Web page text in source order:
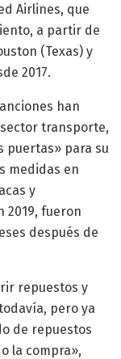
Airlines, que
a partir de
(Texas) y
2017.
han
transporte,
puertas» para su
medidas en
y
2019, fueron
después de
repuestos y
pero ya
de repuestos
la compra»,